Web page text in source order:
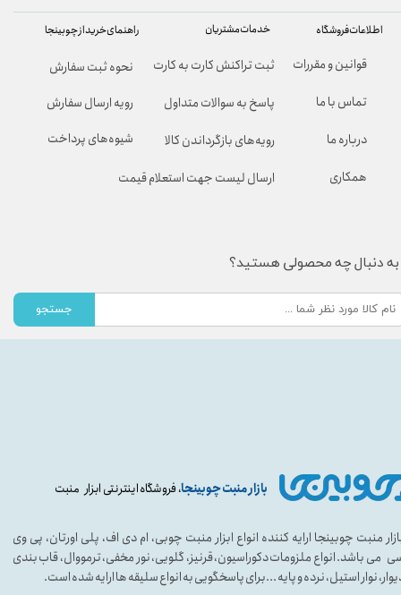
بازار منبت چوبینجا، فروشگاه اینترنتی ابزار منبت
منبت چوبینجا ارایه کننده انواع ابزار منبت چوبی، ام دی اف، پلی اورتان، پی وی
می باشد. انواع ملزومات دکوراسیون، قرنیز، گلویی، نور مخفی، ترمووال، قاب بندی
نوار استیل، نرده و پایه ...برای پاسخگویی به انواع سلیقه ها ارایه شده است.
راهنمای خرید از چوبینجا
نحوه ثبت سفارش
رویه ارسال سفارش
شیوه‌های پرداخت
خدمات مشتریان
ثبت تراکنش کارت به کارت
پاسخ به سوالات متداول
رویه‌های بازگرداندن کالا
ارسال لیست جهت استعلام قیمت
اطلاعات فروشگاه
قوانین و مقررات
تماس با ما
درباره ما
همکاری
به دنبال چه محصولی هستید؟
جستجو